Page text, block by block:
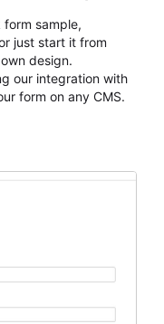
sample,
just start it from
design.
our integration with
form on any CMS.